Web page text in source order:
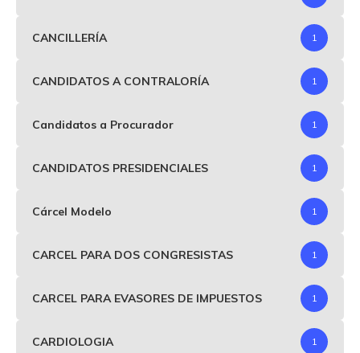
CANCILLERÍA 1
CANDIDATOS A CONTRALORÍA 1
Candidatos a Procurador 1
CANDIDATOS PRESIDENCIALES 1
Cárcel Modelo 1
CARCEL PARA DOS CONGRESISTAS 1
CARCEL PARA EVASORES DE IMPUESTOS 1
CARDIOLOGIA 1